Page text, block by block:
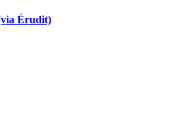
Érudit)